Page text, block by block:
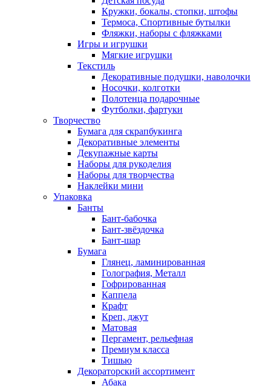
Кружки, бокалы, стопки, штофы
Термоса, Спортивные бутылки
Фляжки, наборы с фляжками
Игры и игрушки
Мягкие игрушки
Текстиль
Декоративные подушки, наволочки
Носочки, колготки
Полотенца подарочные
Футболки, фартуки
Творчество
Бумага для скрапбукинга
Декоративные элементы
Декупажные карты
Наборы для рукоделия
Наборы для творчества
Наклейки мини
Упаковка
Банты
Бант-бабочка
Бант-звёздочка
Бант-шар
Бумага
Глянец, ламинированная
Голография, Металл
Гофрированная
Каппела
Крафт
Креп, джут
Матовая
Пергамент, рельефная
Премиум класса
Тишью
Декораторский ассортимент
Абака